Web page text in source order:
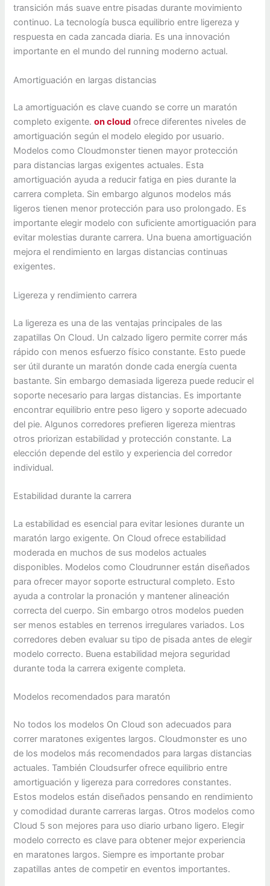
transición más suave entre pisadas durante movimiento
continuo. La tecnología busca equilibrio entre ligereza y
respuesta en cada zancada diaria. Es una innovación
importante en el mundo del running moderno actual.
Amortiguación en largas distancias
La amortiguación es clave cuando se corre un maratón
completo exigente.on cloud ofrece diferentes niveles de
amortiguación según el modelo elegido por usuario.
Modelos como Cloudmonster tienen mayor protección
para distancias largas exigentes actuales. Esta
amortiguación ayuda a reducir fatiga en pies durante la
carrera completa. Sin embargo algunos modelos más
ligeros tienen menor protección para uso prolongado. Es
importante elegir modelo con suficiente amortiguación para
evitar molestias durante carrera. Una buena amortiguación
mejora el rendimiento en largas distancias continuas
exigentes.
Ligereza y rendimiento carrera
La ligereza es una de las ventajas principales de las
zapatillas On Cloud. Un calzado ligero permite correr más
rápido con menos esfuerzo físico constante. Esto puede
ser útil durante un maratón donde cada energía cuenta
bastante. Sin embargo demasiada ligereza puede reducir el
soporte necesario para largas distancias. Es importante
encontrar equilibrio entre peso ligero y soporte adecuado
del pie. Algunos corredores prefieren ligereza mientras
otros priorizan estabilidad y protección constante. La
elección depende del estilo y experiencia del corredor
individual.
Estabilidad durante la carrera
La estabilidad es esencial para evitar lesiones durante un
maratón largo exigente. On Cloud ofrece estabilidad
moderada en muchos de sus modelos actuales
disponibles. Modelos como Cloudrunner están diseñados
para ofrecer mayor soporte estructural completo. Esto
ayuda a controlar la pronación y mantener alineación
correcta del cuerpo. Sin embargo otros modelos pueden
ser menos estables en terrenos irregulares variados. Los
corredores deben evaluar su tipo de pisada antes de elegir
modelo correcto. Buena estabilidad mejora seguridad
durante toda la carrera exigente completa.
Modelos recomendados para maratón
No todos los modelos On Cloud son adecuados para
correr maratones exigentes largos. Cloudmonster es uno
de los modelos más recomendados para largas distancias
actuales. También Cloudsurfer ofrece equilibrio entre
amortiguación y ligereza para corredores constantes.
Estos modelos están diseñados pensando en rendimiento
y comodidad durante carreras largas. Otros modelos como
Cloud 5 son mejores para uso diario urbano ligero. Elegir
modelo correcto es clave para obtener mejor experiencia
en maratones largos. Siempre es importante probar
zapatillas antes de competir en eventos importantes.